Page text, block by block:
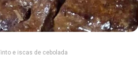
e iscas de cebolada